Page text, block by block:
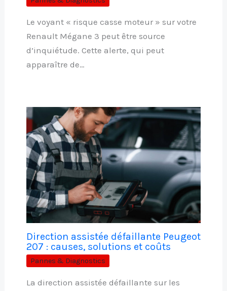
Le voyant « risque casse moteur » sur votre
Renault Mégane 3 peut être source
d’inquiétude. Cette alerte, qui peut
apparaître de…
Direction assistée défaillante Peugeot
207 : causes, solutions et coûts
Pannes & Diagnostics
La direction assistée défaillante sur les